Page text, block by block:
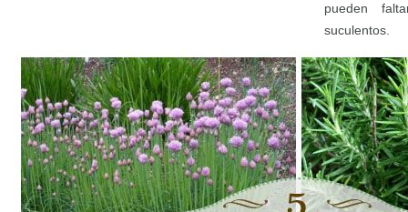
pueden
suculentos.